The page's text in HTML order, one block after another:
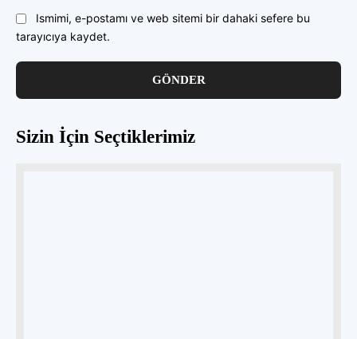
Ismimi, e-postamı ve web sitemi bir dahaki sefere bu
tarayıcıya kaydet.
Sizin İçin Seçtiklerimiz